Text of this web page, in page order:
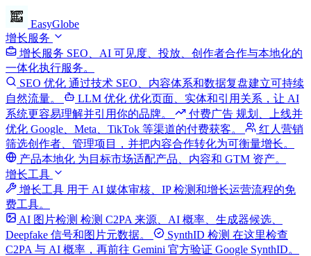
EasyGlobe
增长服务
增长服务 SEO、AI 可见度、投放、创作者合作与本地化的
一体化执行服务。
SEO 优化 通过技术 SEO、内容体系和数据复盘建立可持续
自然流量。
LLM 优化 优化页面、实体和引用关系，让 AI
系统更容易理解并引用你的品牌。
付费广告 规划、上线并
优化 Google、Meta、TikTok 等渠道的付费获客。
红人营销
筛选创作者、管理项目，并把内容合作转化为可衡量增长。
产品本地化 为目标市场适配产品、内容和 GTM 资产。
增长工具
增长工具 用于 AI 媒体审核、IP 检测和增长运营流程的免
费工具。
AI 图片检测 检测 C2PA 来源、AI 概率、生成器候选、
Deepfake 信号和图片元数据。
SynthID 检测 在这里检查
C2PA 与 AI 概率，再前往 Gemini 官方验证 Google SynthID。